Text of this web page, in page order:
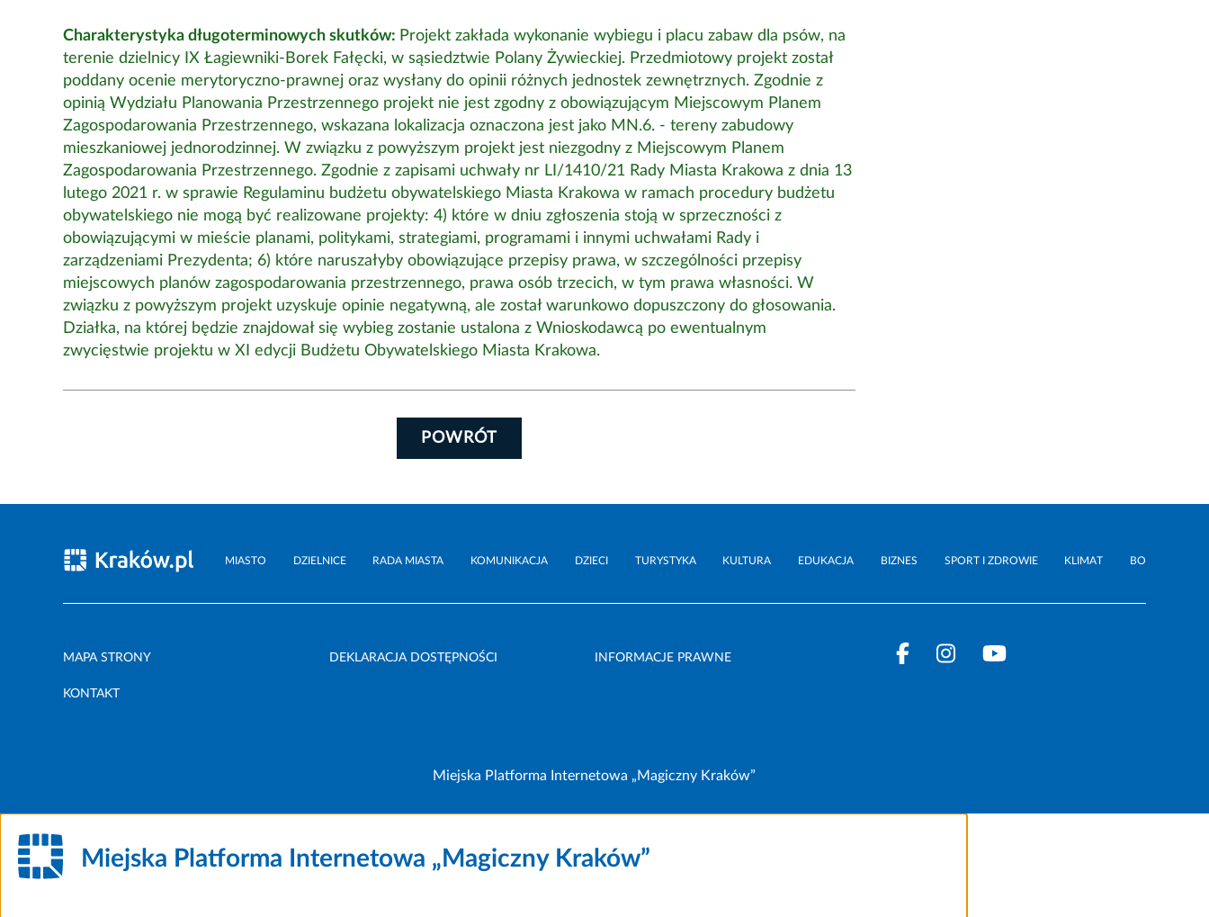
Charakterystyka długoterminowych skutków: Projekt zakłada wykonanie wybiegu i placu zabaw dla psów, na
terenie dzielnicy IX Łagiewniki-Borek Fałęcki, w sąsiedztwie Polany Żywieckiej. Przedmiotowy projekt został
poddany ocenie merytoryczno-prawnej oraz wysłany do opinii różnych jednostek zewnętrznych. Zgodnie z
opinią Wydziału Planowania Przestrzennego projekt nie jest zgodny z obowiązującym Miejscowym Planem
Zagospodarowania Przestrzennego, wskazana lokalizacja oznaczona jest jako MN.6. - tereny zabudowy
mieszkaniowej jednorodzinnej. W związku z powyższym projekt jest niezgodny z Miejscowym Planem
Zagospodarowania Przestrzennego. Zgodnie z zapisami uchwały nr LI/1410/21 Rady Miasta Krakowa z dnia 13
lutego 2021 r. w sprawie Regulaminu budżetu obywatelskiego Miasta Krakowa w ramach procedury budżetu
obywatelskiego nie mogą być realizowane projekty: 4) które w dniu zgłoszenia stoją w sprzeczności z
obowiązującymi w mieście planami, politykami, strategiami, programami i innymi uchwałami Rady i
zarządzeniami Prezydenta; 6) które naruszałyby obowiązujące przepisy prawa, w szczególności przepisy
miejscowych planów zagospodarowania przestrzennego, prawa osób trzecich, w tym prawa własności. W
związku z powyższym projekt uzyskuje opinie negatywną, ale został warunkowo dopuszczony do głosowania.
Działka, na której będzie znajdował się wybieg zostanie ustalona z Wnioskodawcą po ewentualnym
zwycięstwie projektu w XI edycji Budżetu Obywatelskiego Miasta Krakowa.
POWRÓT
MIASTO DZIELNICE RADA MIASTA KOMUNIKACJA DZIECI TURYSTYKA KULTURA EDUKACJA BIZNES SPORT I ZDROWIE KLIMAT BO
MAPA STRONY DEKLARACJA DOSTĘPNOŚCI INFORMACJE PRAWNE
KONTAKT
Miejska Platforma Internetowa „Magiczny Kraków”
Miejska Platforma Internetowa „Magiczny Kraków”